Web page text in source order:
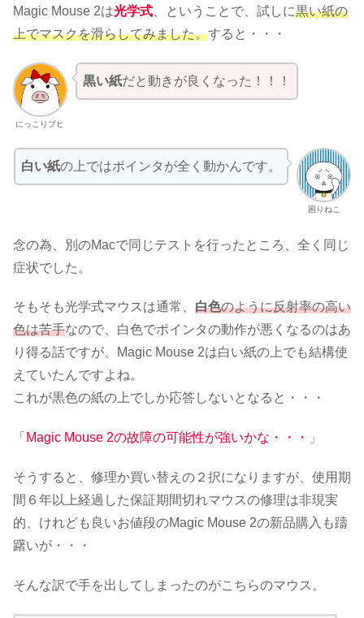
Magic Mouse 2は光学式 、ということで、試しに黒い紙の
上でマスクを滑らしてみました。すると・・・
にっこりブヒ
黒い紙だと動きが良くなった！！！
困りねこ
白い紙の上ではポインタが全く動かんです。
念の為、別のMacで同じテストを行ったところ、全く同じ
症状でした。
そもそも光学式マウスは通常、 白色のように反射率の高い
色は苦手なので、白色でポインタの動作が悪くなるのはあ
り得る話ですが、Magic Mouse 2は白い紙の上でも結構使
えていたんですよね。
これが黒色の紙の上でしか応答しないとなると・・・
「 Magic Mouse 2の故障の可能性が強いかな・・・ 」
そうすると、修理か買い替えの２択になりますが、使用期
間６年以上経過した保証期間切れマウスの修理は非現実
的、けれども良いお値段のMagic Mouse 2の新品購入も躊
躇いが・・・
そんな訳で手を出してしまったのがこちらのマウス。